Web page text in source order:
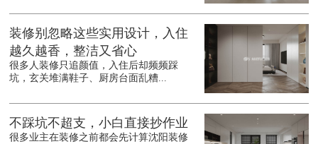
装修别忽略这些实用设计，入住
越久越香，整洁又省心
很多人装修只追颜值，入住后却频频踩
坑，玄关堆满鞋子、厨房台面乱糟...
不踩坑不超支，小白直接抄作业
很多业主在装修之前都会先计算沈阳装修